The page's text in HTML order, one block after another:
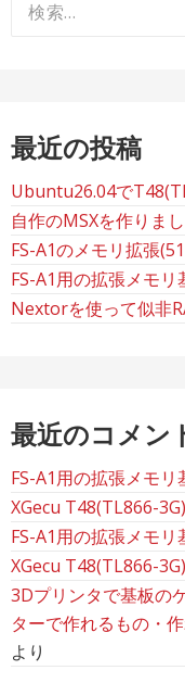
最近の投稿
Ubuntu26.04で
自作のMSXを作りま
FS-A1のメモリ拡張
FS-A1用の拡張メモ
Nextorを使って似非
最近のコメン
FS-A1用の拡張メモ
XGecu T48(TL866-
FS-A1用の拡張メモ
XGecu T48(TL866-
3Dプリンタで基板の
ターで作れるもの・
より